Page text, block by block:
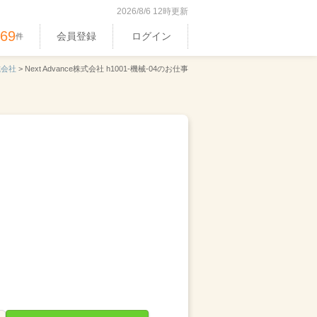
2026/8/6 12時更新
件 会員登録 ログイン
社 > Next Advance株式会社 h1001-機械-04のお仕事